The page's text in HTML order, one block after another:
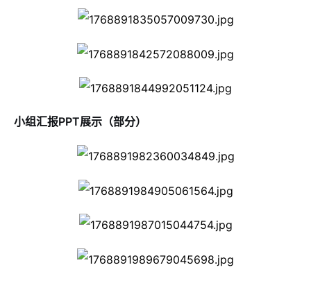
小组汇报PPT展示（部分）